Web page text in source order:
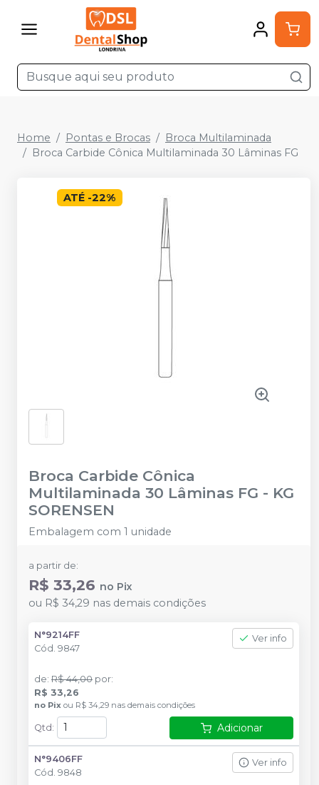
Home Pontas e Brocas
Broca Multilaminada
Broca Carbide Cônica Multilaminada 30 Lâminas FG
ATÉ -22%
Broca Carbide Cônica
Multilaminada 30 Lâminas FG - KG
SORENSEN
Embalagem com 1 unidade
a partir de:
R$ 33,26 no Pix
ou R$ 34,29 nas demais condições
N°9214FF
Cód. 9847
Ver info
de: R$ 44,00 por:
R$ 33,26
no Pix ou R$ 34,29 nas demais condições
Qtd : Adicionar
N°9406FF
Cód. 9848
Ver info